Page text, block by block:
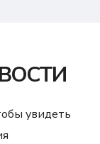
увидеть